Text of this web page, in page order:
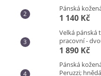
Pánská
1 140 Kč
Velká pánská
pracovní -
1 890 Kč
Pánská
Peruzzi; hnědá